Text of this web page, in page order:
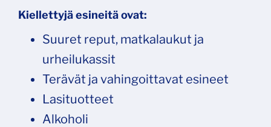
Kiellettyjä esineitä ovat:
Suuret reput, matkalaukut ja
urheilukassit
Terävät ja vahingoittavat esineet
Lasituotteet
Alkoholi